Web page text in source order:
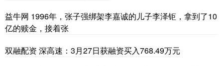
益牛网 1996年，张子强绑架李嘉诚的儿子李泽钜，拿到了10
亿的赎金，接着张
双融配资 深高速：3月27日获融资买入768.49万元